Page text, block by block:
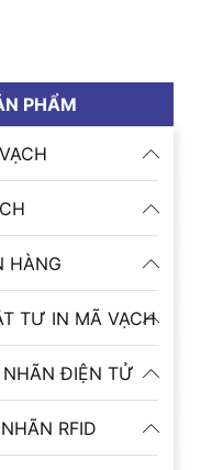
PHẨM
HÀNG
TƯ IN MÃ VẠCH
ĐIỆN TỬ
RFID